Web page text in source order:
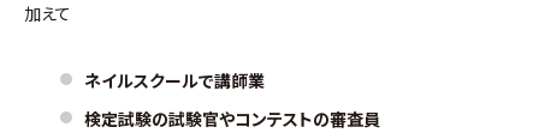
加えて
ネイルスクールで講師業
検定試験の試験官やコンテストの審査員